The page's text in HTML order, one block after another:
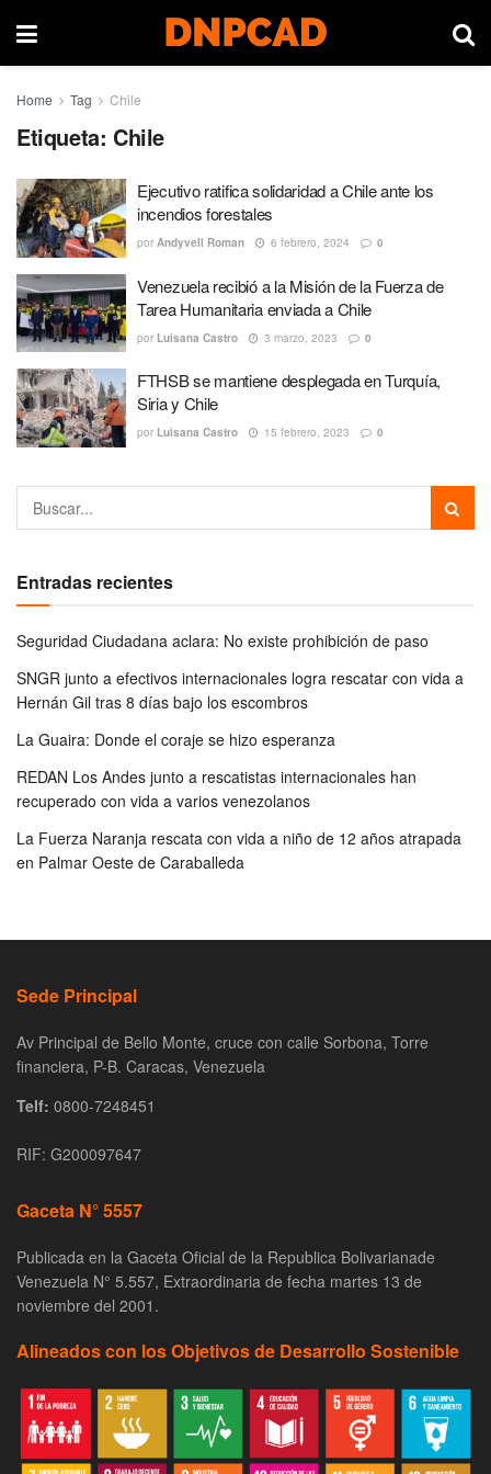
Home Tag Chile
Etiqueta: Chile
Ejecutivo ratifica solidaridad a Chile ante los
incendios forestales
por Andyvell Roman 6 febrero, 2024 0
Venezuela recibió a la Misión de la Fuerza de
Tarea Humanitaria enviada a Chile
por Luisana Castro 3 marzo, 2023 0
FTHSB se mantiene desplegada en Turquía,
Siria y Chile
por Luisana Castro 15 febrero, 2023 0
Entradas recientes
Seguridad Ciudadana aclara: No existe prohibición de paso
SNGR junto a efectivos internacionales logra rescatar con vida a
Hernán Gil tras 8 días bajo los escombros
La Guaira: Donde el coraje se hizo esperanza
REDAN Los Andes junto a rescatistas internacionales han
recuperado con vida a varios venezolanos
La Fuerza Naranja rescata con vida a niño de 12 años atrapada
en Palmar Oeste de Caraballeda
Sede Principal
Av Principal de Bello Monte, cruce con calle Sorbona, Torre
financiera, P-B. Caracas, Venezuela
Telf: 0800-7248451
RIF: G200097647
Gaceta N° 5557
Publicada en la Gaceta Oficial de la Republica Bolivarianade
Venezuela N° 5.557, Extraordinaria de fecha martes 13 de
noviembre del 2001.
Alineados con los Objetivos de Desarrollo Sostenible